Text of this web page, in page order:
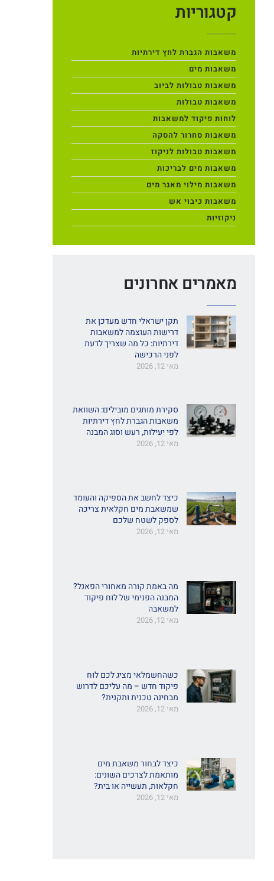
קטגוריות
משאבות הגברת לחץ דירתיות
משאבות מים
משאבות טבולות לביוב
משאבות טבולות
לוחות פיקוד למשאבות
משאבות סחרור להסקה
משאבות טבולות לניקוז
משאבות מים לבריכות
משאבות מילוי מאגר מים
משאבות כיבוי אש
ניקוזיות
מאמרים אחרונים
תקן ישראלי חדש מעדכן את
דרישות העוצמה למשאבות
דירתיות: כל מה שצריך לדעת
לפני הרכישה
מאי 12, 2026
סקירת מותגים מובילים: השוואת
משאבות הגברת לחץ דירתיות
לפי יעילות, רעש וסוג המבנה
מאי 12, 2026
כיצד לחשב את הספיקה והעומד
שמשאבת מים חקלאית צריכה
לספק לשטח שלכם
מאי 12, 2026
מה באמת קורה מאחורי הפאנל?
המבנה הפנימי של לוח פיקוד
למשאבה
מאי 12, 2026
כשהחשמלאי מציג לכם לוח
פיקוד חדש – מה עליכם לדרוש
מבחינה טכנית ותקנית?
מאי 12, 2026
כיצד לבחור משאבת מים
מותאמת לצרכים השונים:
חקלאות, תעשייה או בית?
מאי 12, 2026